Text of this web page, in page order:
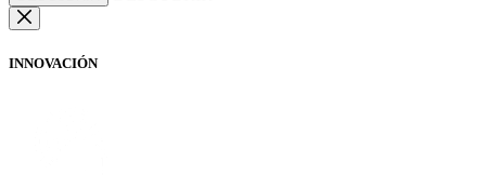
INNOVACIÓN